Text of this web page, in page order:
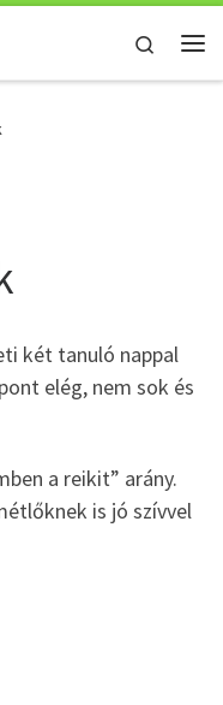
Search
két tanuló nappal
elég, nem sok és
a reikit” arány.
is jó szívvel